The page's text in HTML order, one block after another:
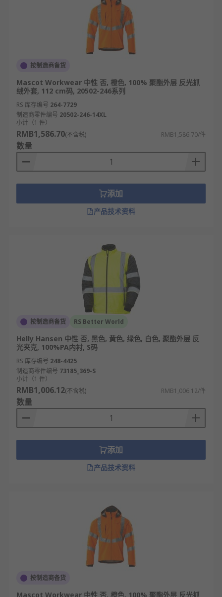
按制造商备货
Mascot Workwear 中性 否, 橙色, 100% 聚酯外层 反光抓
绒外套, 112 cm码, 20502-246系列
RS 库存编号 264-7729
制造商零件编号 20502-246-14XL
小计（1 件）
RMB1,586.70(不含税) RMB1,586.70/件
数量
添加
产品技术资料
按制造商备货 RS Better World
Helly Hansen 中性 否, 黑色, 黄色, 绿色, 白色, 聚酯外层 反
光夹克, 100%PA内衬, S码
RS 库存编号 248-4425
制造商零件编号 73185_369-S
小计（1 件）
RMB1,006.12(不含税) RMB1,006.12/件
数量
添加
产品技术资料
按制造商备货
Mascot Workwear 中性 否, 橙色, 100% 聚酯外层 反光抓